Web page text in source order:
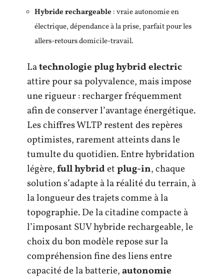
Hybride rechargeable : vraie autonomie en
électrique, dépendance à la prise, parfait pour les
allers-retours domicile-travail.
Latechnologie plug hybrid electric
attire pour sa polyvalence, mais impose
une rigueur : recharger fréquemment
afin de conserver l’avantage énergétique.
Les chiffres WLTP restent des repères
optimistes, rarement atteints dans le
tumulte du quotidien. Entre hybridation
légère,full hybridetplug-in, chaque
solution s’adapte à la réalité du terrain, à
la longueur des trajets comme à la
topographie. De la citadine compacte à
l’imposant SUV hybride rechargeable, le
choix du bon modèle repose sur la
compréhension fine des liens entre
capacité de la batterie,autonomie